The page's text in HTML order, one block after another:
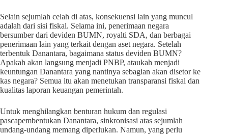
Selain sejumlah celah di atas, konsekuensi lain yang muncul
adalah dari sisi fiskal. Selama ini, penerimaan negara
bersumber dari deviden BUMN, royalti SDA, dan berbagai
penerimaan lain yang terkait dengan aset negara. Setelah
terbentuk Danantara, bagaimana status deviden BUMN?
Apakah akan langsung menjadi PNBP, ataukah menjadi
keuntungan Danantara yang nantinya sebagian akan disetor ke
kas negara? Semua itu akan menetukan transparansi fiskal dan
kualitas laporan keuangan pemerintah.
Untuk menghilangkan benturan hukum dan regulasi
pascapembentukan Danantara, sinkronisasi atas sejumlah
undang-undang memang diperlukan. Namun, yang perlu